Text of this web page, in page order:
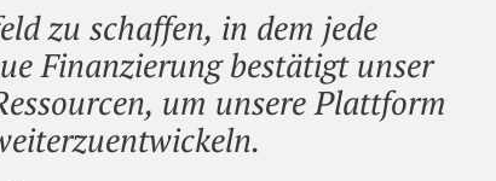
zu schaffen, in dem jede
Finanzierung bestätigt unser
um unsere Plattform